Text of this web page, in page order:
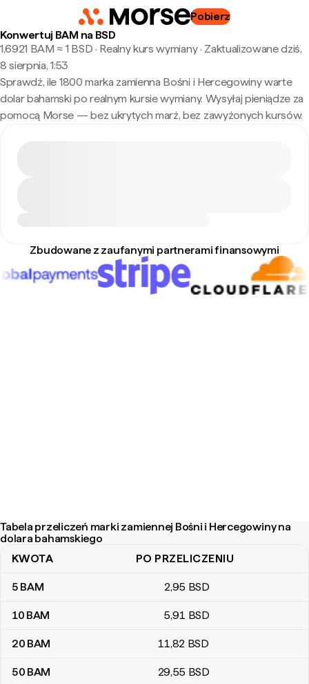
Pobierz
Konwertuj BAM na BSD
1,6921 BAM ≈ 1 BSD · Realny kurs wymiany· Zaktualizowane dziś,
8 sierpnia, 1:53
Sprawdź, ile 1800 marka zamienna Bośni i Hercegowiny warte
dolar bahamski po realnym kursie wymiany. Wysyłaj pieniądze za
pomocą Morse — bez ukrytych marż, bez zawyżonych kursów.
Zbudowane z zaufanymi partnerami finansowymi
Tabela przeliczeń marki zamiennej Bośni i Hercegowiny na
dolara bahamskiego
Tabela przeliczeń marki zamiennej Bośni i Hercegowiny na
KWOTA PO PRZELICZENIU
5 BAM 2,95 BSD
10 BAM 5,91 BSD
20 BAM 11,82 BSD
50 BAM 29,55 BSD